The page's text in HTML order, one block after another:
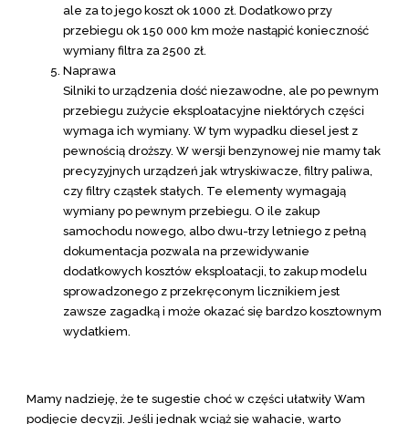
ale za to jego koszt ok 1000 zł. Dodatkowo przy
przebiegu ok 150 000 km może nastąpić konieczność
wymiany filtra za 2500 zł.
Naprawa
Silniki to urządzenia dość niezawodne, ale po pewnym
przebiegu zużycie eksploatacyjne niektórych części
wymaga ich wymiany. W tym wypadku diesel jest z
pewnością droższy. W wersji benzynowej nie mamy tak
precyzyjnych urządzeń jak wtryskiwacze, filtry paliwa,
czy filtry cząstek stałych. Te elementy wymagają
wymiany po pewnym przebiegu. O ile zakup
samochodu nowego, albo dwu-trzy letniego z pełną
dokumentacja pozwala na przewidywanie
dodatkowych kosztów eksploatacji, to zakup modelu
sprowadzonego z przekręconym licznikiem jest
zawsze zagadką i może okazać się bardzo kosztownym
wydatkiem.
Mamy nadzieję, że te sugestie choć w części ułatwiły Wam
podjęcie decyzji. Jeśli jednak wciąż się wahacie, warto